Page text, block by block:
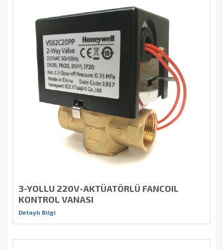
3-YOLLU 220V-AKTÜATÖRLÜ FANCOIL
KONTROL VANASI
Detaylı Bilgi